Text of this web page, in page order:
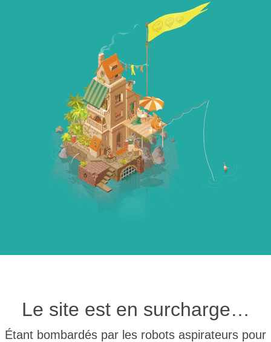
Le site est en surcharge…
Étant bombardés par les robots aspirateurs pour